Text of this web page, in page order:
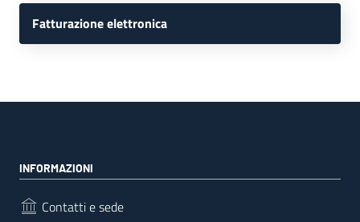
Fatturazione elettronica
INFORMAZIONI
Contatti e sede